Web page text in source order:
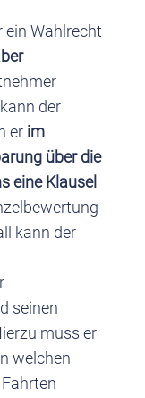
Wahlrecht
der
er im
über die
eine Klausel
kann der
seinen
muss er
welchen